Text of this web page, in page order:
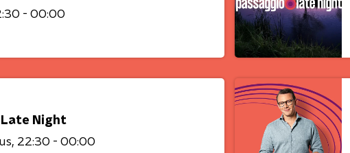
- 00:00
Late Night
22:30 - 00:00